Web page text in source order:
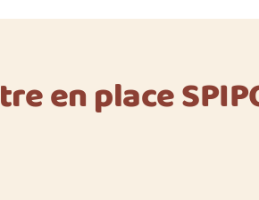
en place